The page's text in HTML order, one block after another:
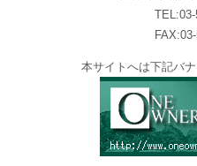
本サイトへは下記バ